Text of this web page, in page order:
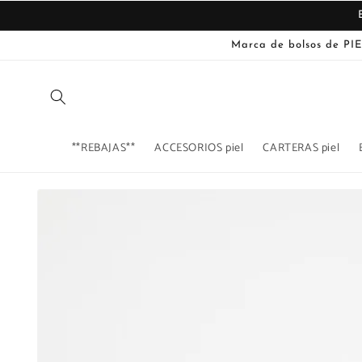
al contenido
Marca de bolsos de
**REBAJAS** ACCESORIOS piel CARTERAS piel